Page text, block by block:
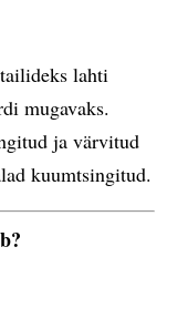
lahti
mugavaks.
ja värvitud
kuumtsingitud.